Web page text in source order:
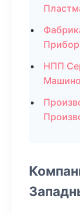
НПП